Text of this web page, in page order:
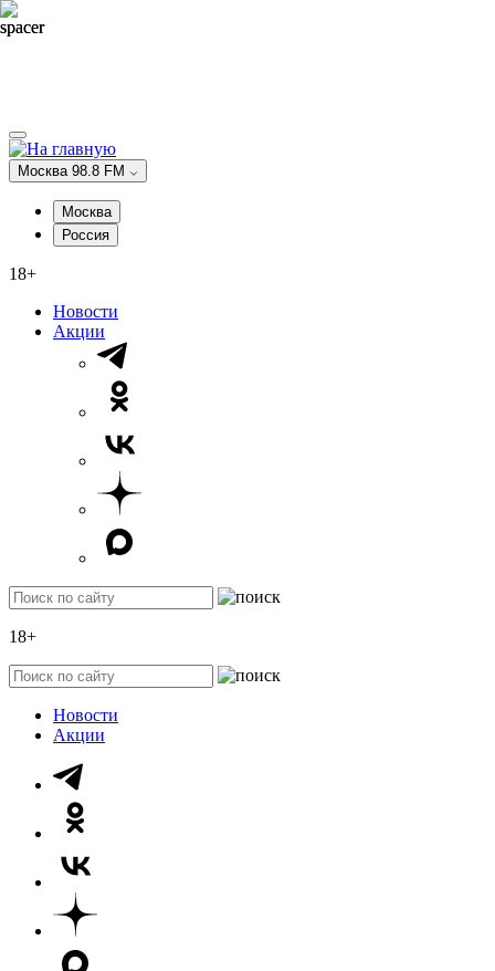
Москва 98.8 FM
Москва
Россия
18+
Новости
Акции
18+
Новости
Акции